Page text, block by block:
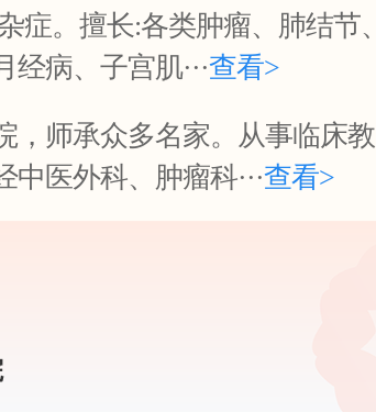
症。擅长:各类肿瘤、肺结节、
病、子宫肌···查看>
，师承众多名家。从事临床教
医外科、肿瘤科···查看>